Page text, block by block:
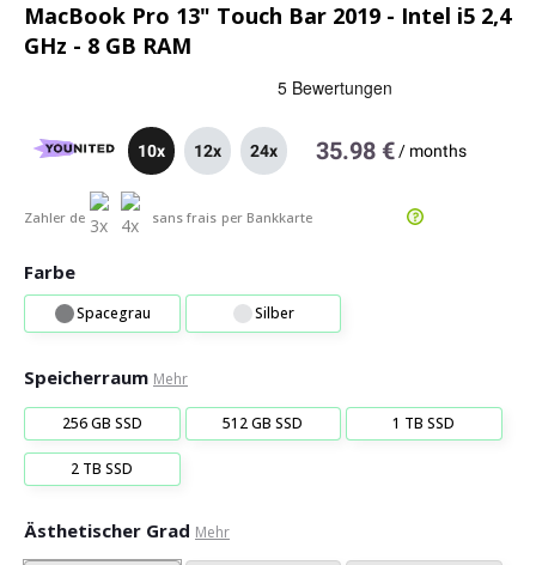
MacBook Pro 13" Touch Bar 2019 - Intel i5 2,4
GHz - 8 GB RAM
10x 12x 24x 35.98 € / months
Zahler de sans frais per Bankkarte
Farbe
Spacegrau Silber
Speicherraum Mehr
256 GB SSD 512 GB SSD 1 TB SSD
2 TB SSD
Ästhetischer Grad Mehr